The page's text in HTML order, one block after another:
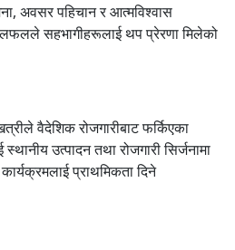
अवसर पहिचान र आत्मविश्वास
सहभागीहरूलाई थप प्रेरणा मिलेको
वैदेशिक रोजगारीबाट फर्किएका
उत्पादन तथा रोजगारी सिर्जनामा
प्राथमिकता दिने